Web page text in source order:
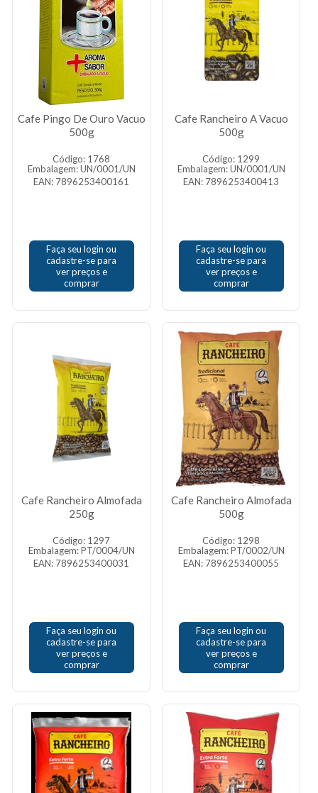
Cafe Pingo De Ouro Vacuo
500g
Código: 1768
Embalagem: UN/0001/UN
EAN: 7896253400161
Faça seu login ou
cadastre-se para
ver preços e
comprar
Cafe Rancheiro A Vacuo
500g
Código: 1299
Embalagem: UN/0001/UN
EAN: 7896253400413
Faça seu login ou
cadastre-se para
ver preços e
comprar
Cafe Rancheiro Almofada
250g
Código: 1297
Embalagem: PT/0004/UN
EAN: 7896253400031
Faça seu login ou
cadastre-se para
ver preços e
comprar
Cafe Rancheiro Almofada
500g
Código: 1298
Embalagem: PT/0002/UN
EAN: 7896253400055
Faça seu login ou
cadastre-se para
ver preços e
comprar